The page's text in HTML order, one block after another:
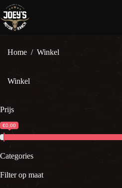
naar
de
inhoud
Home / Winkel
Winkel
Prijs
€0,00
Categories
Filter op maat